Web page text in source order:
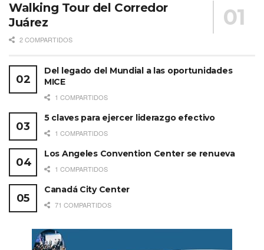
Walking Tour del Corredor
Juárez
2 COMPARTIDOS
Del legado del Mundial a las oportunidades
MICE
1 COMPARTIDOS
5 claves para ejercer liderazgo efectivo
1 COMPARTIDOS
Los Angeles Convention Center se renueva
1 COMPARTIDOS
Canadá City Center
71 COMPARTIDOS